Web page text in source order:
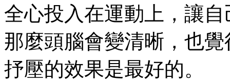
全心投入在運動上，讓
那麼頭腦會變清晰，也
抒壓的效果是最好的。